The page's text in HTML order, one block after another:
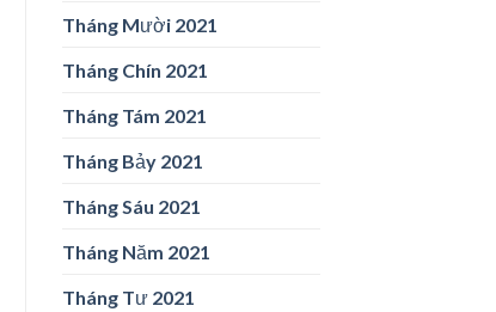
Tháng Mười 2021
Tháng Chín 2021
Tháng Tám 2021
Tháng Bảy 2021
Tháng Sáu 2021
Tháng Năm 2021
Tháng Tư 2021